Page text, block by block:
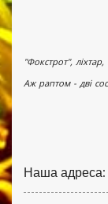
"Фокстрот",
Аж раптом - дві
Наша адреса: